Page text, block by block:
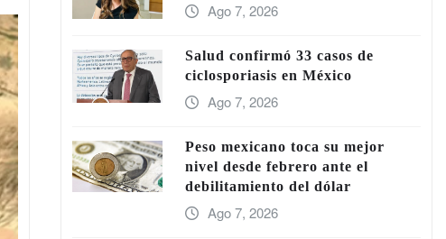
Ago 7, 2026
Salud confirmó 33 casos de
ciclosporiasis en México
Ago 7, 2026
Peso mexicano toca su mejor
nivel desde febrero ante el
debilitamiento del dólar
Ago 7, 2026